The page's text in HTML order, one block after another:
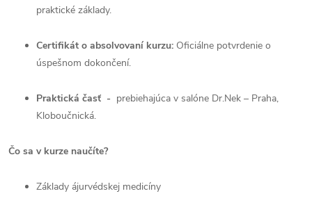
praktické základy.
Certifikát o absolvovaní kurzu: Oficiálne potvrdenie o
úspešnom dokončení.
Praktická časť - prebiehajúca v salóne Dr.Nek – Praha,
Kloboučnická.
Čo sa v kurze naučíte?
Základy ájurvédskej medicíny